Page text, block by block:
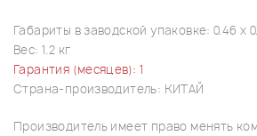
Габариты в заводской упаковке: 0.46 x
Вес: 1.2 кг
Гарантия (месяцев): 1
Страна-производитель: КИТАЙ
Производитель имеет право менять